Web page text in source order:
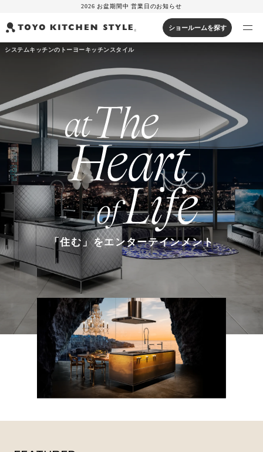
2026 お盆期間中 営業日のお知らせ
オープンキッチン
アイランドキッチン
ペニンシュラキッチン
対面キッチン
セパレートキッチン
並列型キッチン
システムキッチン
家具・照明・タイル
バス・洗面
実例から探す
私たちについて
ジャーナルを読む
オンラインストア
お知らせ
カタログを見る
よくあるご質問
お問い合わせ
サポート
LANGUAGE :
JP
ショールームを探す
システムキッチンのトーヨーキッチンスタイル
「住む」をエンターテインメント